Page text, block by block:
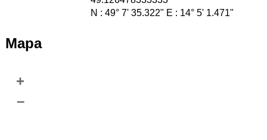
N : 49° 7' 35.322" E : 14° 5' 1.471"
Mapa
+
–